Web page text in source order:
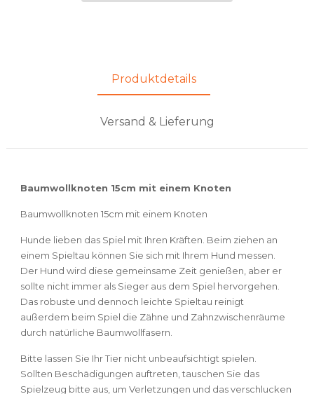
Produktdetails
Versand & Lieferung
Baumwollknoten 15cm mit einem Knoten
Baumwollknoten 15cm mit einem Knoten
Hunde lieben das Spiel mit Ihren Kräften. Beim ziehen an
einem Spieltau können Sie sich mit Ihrem Hund messen.
Der Hund wird diese gemeinsame Zeit genießen, aber er
sollte nicht immer als Sieger aus dem Spiel hervorgehen.
Das robuste und dennoch leichte Spieltau reinigt
außerdem beim Spiel die Zähne und Zahnzwischenräume
durch natürliche Baumwollfasern.
Bitte lassen Sie Ihr Tier nicht unbeaufsichtigt spielen.
Sollten Beschädigungen auftreten, tauschen Sie das
Spielzeug bitte aus, um Verletzungen und das verschlucken